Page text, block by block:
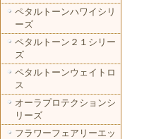
ペタルトーンハワイシリ
ーズ
ペタルトーン２１シリー
ズ
ペタルトーンウェイトロ
ス
オーラプロテクションシ
リーズ
フラワーフェアリーエッ